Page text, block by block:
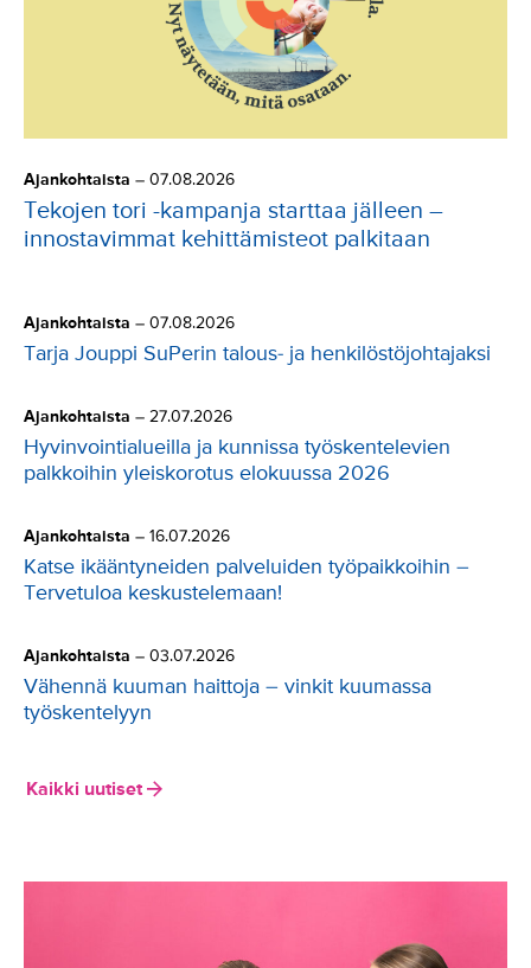
Ajankohtaista – 07.08.2026
Tekojen tori -kampanja starttaa jälleen –
innostavimmat kehittämisteot palkitaan
Ajankohtaista – 07.08.2026
Tarja Jouppi SuPerin talous- ja henkilöstöjohtajaksi
Ajankohtaista – 27.07.2026
Hyvinvointialueilla ja kunnissa työskentelevien
palkkoihin yleiskorotus elokuussa 2026
Ajankohtaista – 16.07.2026
Katse ikääntyneiden palveluiden työpaikkoihin –
Tervetuloa keskustelemaan!
Ajankohtaista – 03.07.2026
Vähennä kuuman haittoja – vinkit kuumassa
työskentelyyn
Kaikki uutiset